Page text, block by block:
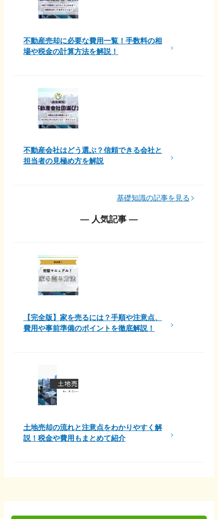
不動産売却に必要な費用一覧！手数料の相
場や税金の計算方法を解説！
不動産会社はどう選ぶ？信頼できる会社と
担当者の見極め方を解説
基礎知識の記事を見る
― 人気記事 ―
【完全版】家を売るには？手順や注意点、
費用や事前準備のポイントを徹底解説！
土地売却の流れと注意点をわかりやすく解
説！税金や費用もまとめて紹介